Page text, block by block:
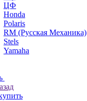
ЦФ
Honda
Polaris
RM (Русская Механика)
Stels
Yamaha